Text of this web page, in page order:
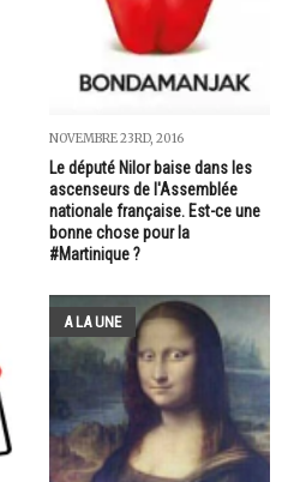
NOVEMBRE 23RD, 2016
Le député Nilor baise dans les
ascenseurs de l'Assemblée
nationale française. Est-ce une
bonne chose pour la
#Martinique ?
A LA UNE